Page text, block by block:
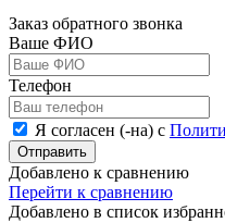
Заказ обратного звонка
Ваше ФИО
Телефон
Я согласен (-на) с
Отправить
Добавлено к сравнению
Перейти к сравнению
Добавлено в список